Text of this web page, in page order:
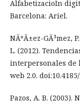
AlfabetizacioÌn
Barcelona: Ariel.
NÃºÃ±ez-GÃ³mez,
L. (2012).
interpersonales de
web 2.0.
Pazos, A. B. (2003).